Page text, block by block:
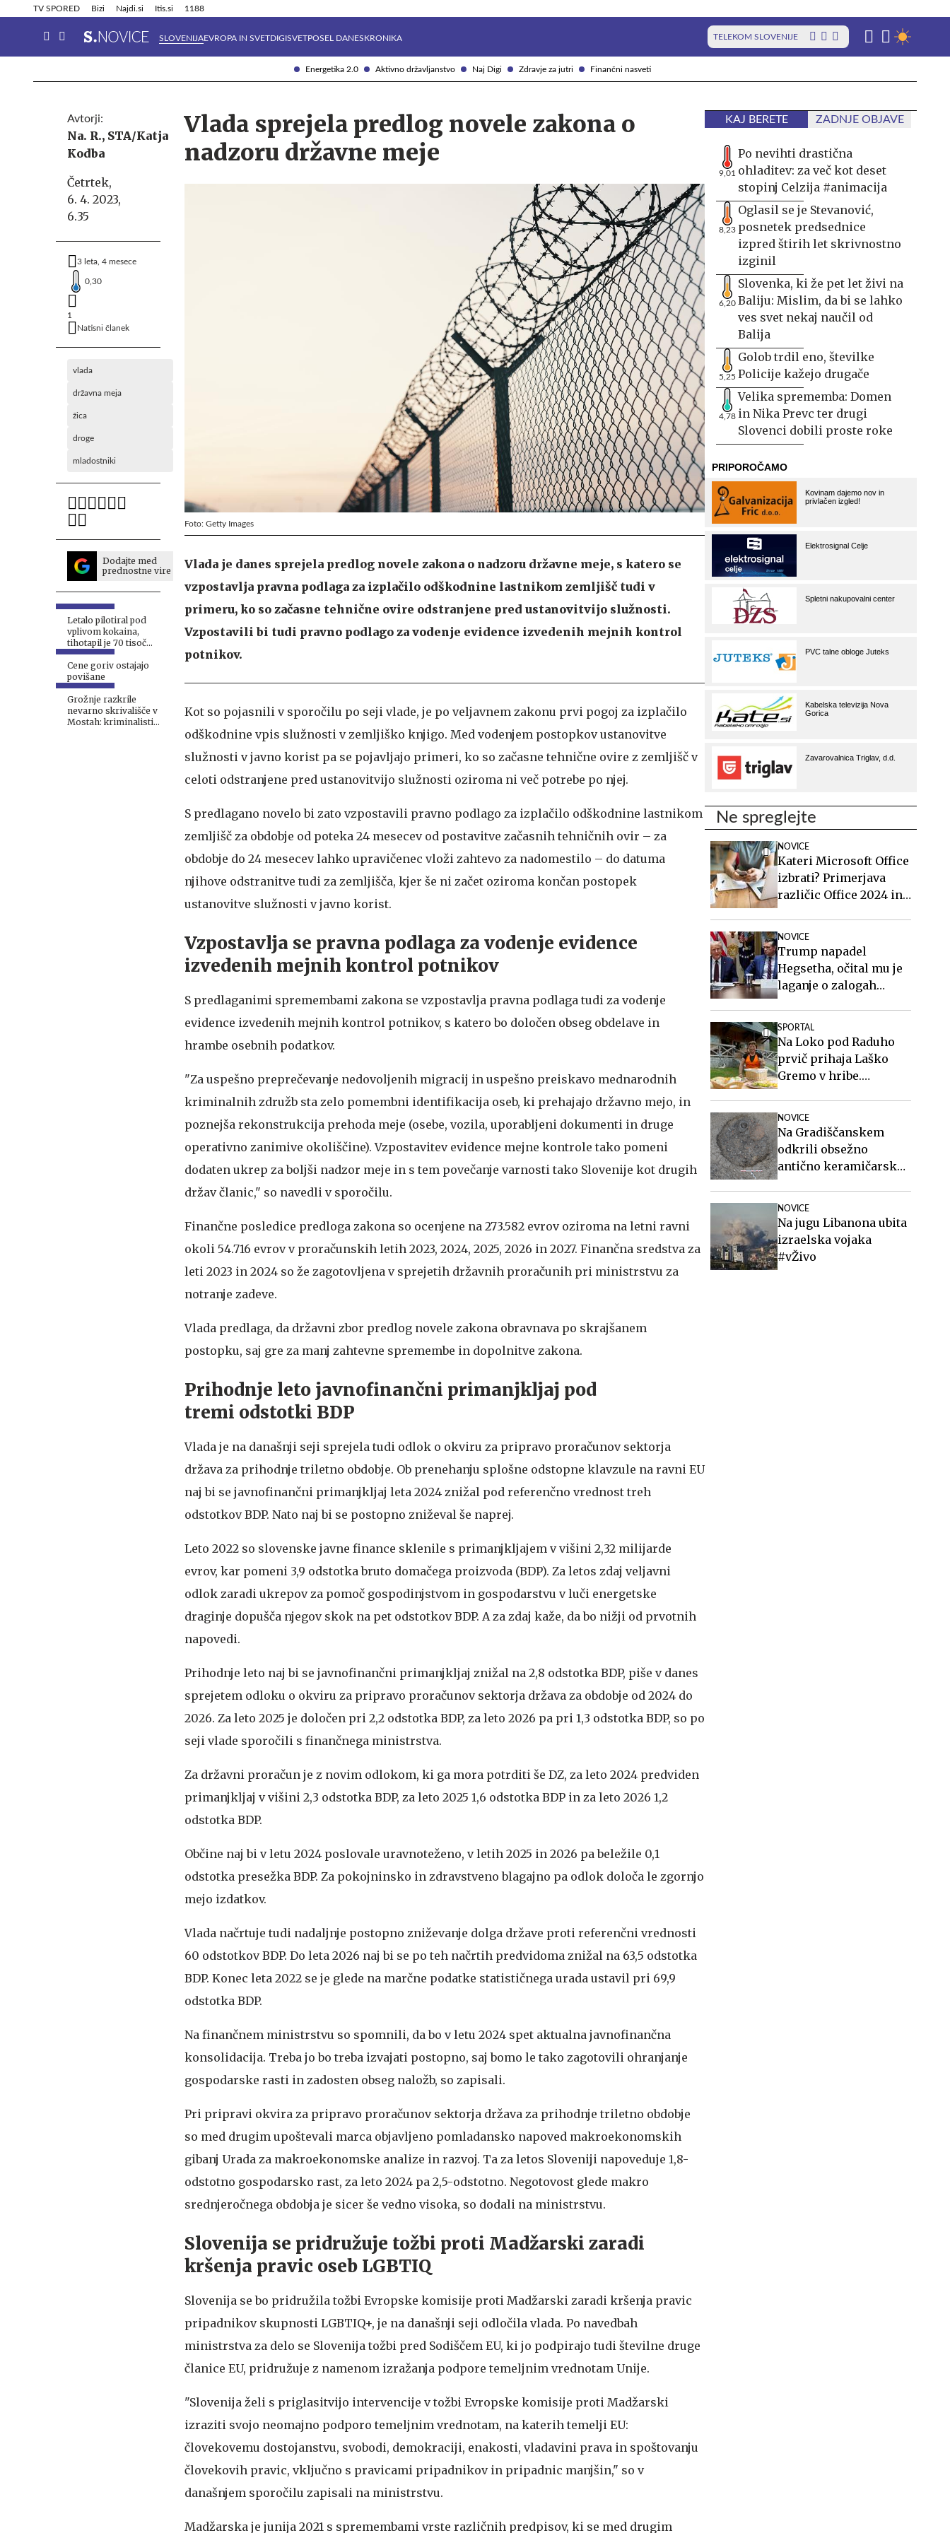
Energetika 2.0 Aktivno državljanstvo Naj Digi Zdravje za jutri Finančni nasveti
TV SPORED Bizi Najdi.si Itis.si 1188
SLOVENIJAEVROPA IN SVETDIGISVETPOSEL DANESKRONIKA TELEKOM SLOVENIJE
Info in obvestila Tehnik
Avtorji:
Na. R., STA/Katja
Kodba
Četrtek,
6. 4. 2023,
6.35
3 leta, 4 mesece
0,30
1
Natisni članek
vlada
državna meja
žica
droge
mladostniki
Dodajte med
prednostne vire
Letalo pilotiral pod
vplivom kokaina,
tihotapil je 70 tisoč
tablet ekstazija #video
Cene goriv ostajajo
povišane
Grožnje razkrile
nevarno skrivališče v
Mostah: kriminalisti
Vlada sprejela predlog novele zakona o
nadzoru državne meje
Foto: Getty Images
Vlada je danes sprejela predlog novele zakona o nadzoru državne meje, s katero se
vzpostavlja pravna podlaga za izplačilo odškodnine lastnikom zemljišč tudi v
primeru, ko so začasne tehnične ovire odstranjene pred ustanovitvijo služnosti.
Vzpostavili bi tudi pravno podlago za vodenje evidence izvedenih mejnih kontrol
potnikov.
Kot so pojasnili v sporočilu po seji vlade, je po veljavnem zakonu prvi pogoj za izplačilo
odškodnine vpis služnosti v zemljiško knjigo. Med vodenjem postopkov ustanovitve
služnosti v javno korist pa se pojavljajo primeri, ko so začasne tehnične ovire z zemljišč v
celoti odstranjene pred ustanovitvijo služnosti oziroma ni več potrebe po njej.
S predlagano novelo bi zato vzpostavili pravno podlago za izplačilo odškodnine lastnikom
zemljišč za obdobje od poteka 24 mesecev od postavitve začasnih tehničnih ovir – za
obdobje do 24 mesecev lahko upravičenec vloži zahtevo za nadomestilo – do datuma
njihove odstranitve tudi za zemljišča, kjer še ni začet oziroma končan postopek
ustanovitve služnosti v javno korist.
Vzpostavlja se pravna podlaga za vodenje evidence
izvedenih mejnih kontrol potnikov
S predlaganimi spremembami zakona se vzpostavlja pravna podlaga tudi za vodenje
evidence izvedenih mejnih kontrol potnikov, s katero bo določen obseg obdelave in
hrambe osebnih podatkov.
"Za uspešno preprečevanje nedovoljenih migracij in uspešno preiskavo mednarodnih
kriminalnih združb sta zelo pomembni identifikacija oseb, ki prehajajo državno mejo, in
poznejša rekonstrukcija prehoda meje (osebe, vozila, uporabljeni dokumenti in druge
operativno zanimive okoliščine). Vzpostavitev evidence mejne kontrole tako pomeni
dodaten ukrep za boljši nadzor meje in s tem povečanje varnosti tako Slovenije kot drugih
držav članic," so navedli v sporočilu.
Finančne posledice predloga zakona so ocenjene na 273.582 evrov oziroma na letni ravni
okoli 54.716 evrov v proračunskih letih 2023, 2024, 2025, 2026 in 2027. Finančna sredstva za
leti 2023 in 2024 so že zagotovljena v sprejetih državnih proračunih pri ministrstvu za
notranje zadeve.
Vlada predlaga, da državni zbor predlog novele zakona obravnava po skrajšanem
postopku, saj gre za manj zahtevne spremembe in dopolnitve zakona.
Prihodnje leto javnofinančni primanjkljaj pod
tremi odstotki BDP
Vlada je na današnji seji sprejela tudi odlok o okviru za pripravo proračunov sektorja
država za prihodnje triletno obdobje. Ob prenehanju splošne odstopne klavzule na ravni EU
naj bi se javnofinančni primanjkljaj leta 2024 znižal pod referenčno vrednost treh
odstotkov BDP. Nato naj bi se postopno zniževal še naprej.
Leto 2022 so slovenske javne finance sklenile s primanjkljajem v višini 2,32 milijarde
evrov, kar pomeni 3,9 odstotka bruto domačega proizvoda (BDP). Za letos zdaj veljavni
odlok zaradi ukrepov za pomoč gospodinjstvom in gospodarstvu v luči energetske
draginje dopušča njegov skok na pet odstotkov BDP. A za zdaj kaže, da bo nižji od prvotnih
napovedi.
Prihodnje leto naj bi se javnofinančni primanjkljaj znižal na 2,8 odstotka BDP, piše v danes
sprejetem odloku o okviru za pripravo proračunov sektorja država za obdobje od 2024 do
2026. Za leto 2025 je določen pri 2,2 odstotka BDP, za leto 2026 pa pri 1,3 odstotka BDP, so po
seji vlade sporočili s finančnega ministrstva.
Za državni proračun je z novim odlokom, ki ga mora potrditi še DZ, za leto 2024 predviden
primanjkljaj v višini 2,3 odstotka BDP, za leto 2025 1,6 odstotka BDP in za leto 2026 1,2
odstotka BDP.
Občine naj bi v letu 2024 poslovale uravnoteženo, v letih 2025 in 2026 pa beležile 0,1
odstotka presežka BDP. Za pokojninsko in zdravstveno blagajno pa odlok določa le zgornjo
mejo izdatkov.
Vlada načrtuje tudi nadaljnje postopno zniževanje dolga države proti referenčni vrednosti
60 odstotkov BDP. Do leta 2026 naj bi se po teh načrtih predvidoma znižal na 63,5 odstotka
BDP. Konec leta 2022 se je glede na marčne podatke statističnega urada ustavil pri 69,9
odstotka BDP.
Na finančnem ministrstvu so spomnili, da bo v letu 2024 spet aktualna javnofinančna
konsolidacija. Treba jo bo treba izvajati postopno, saj bomo le tako zagotovili ohranjanje
gospodarske rasti in zadosten obseg naložb, so zapisali.
Pri pripravi okvira za pripravo proračunov sektorja država za prihodnje triletno obdobje
so med drugim upoštevali marca objavljeno pomladansko napoved makroekonomskih
gibanj Urada za makroekonomske analize in razvoj. Ta za letos Sloveniji napoveduje 1,8-
odstotno gospodarsko rast, za leto 2024 pa 2,5-odstotno. Negotovost glede makro
srednjeročnega obdobja je sicer še vedno visoka, so dodali na ministrstvu.
Slovenija se pridružuje tožbi proti Madžarski zaradi
kršenja pravic oseb LGBTIQ
Slovenija se bo pridružila tožbi Evropske komisije proti Madžarski zaradi kršenja pravic
pripadnikov skupnosti LGBTIQ+, je na današnji seji odločila vlada. Po navedbah
ministrstva za delo se Slovenija tožbi pred Sodiščem EU, ki jo podpirajo tudi številne druge
članice EU, pridružuje z namenom izražanja podpore temeljnim vrednotam Unije.
"Slovenija želi s priglasitvijo intervencije v tožbi Evropske komisije proti Madžarski
izraziti svojo neomajno podporo temeljnim vrednotam, na katerih temelji EU:
človekovemu dostojanstvu, svobodi, demokraciji, enakosti, vladavini prava in spoštovanju
človekovih pravic, vključno s pravicami pripadnikov in pripadnic manjšin," so v
današnjem sporočilu zapisali na ministrstvu.
Madžarska je junija 2021 s spremembami vrste različnih predpisov, ki se med drugim
KAJ BERETE ZADNJE OBJAVE
9,01
Po nevihti drastična
ohladitev: za več kot deset
stopinj Celzija #animacija
8,23
Oglasil se je Stevanović,
posnetek predsednice
izpred štirih let skrivnostno
izginil
6,20
Slovenka, ki že pet let živi na
Baliju: Mislim, da bi se lahko
ves svet nekaj naučil od
Balija
5,25
Golob trdil eno, številke
Policije kažejo drugače
4,78
Velika sprememba: Domen
in Nika Prevc ter drugi
Slovenci dobili proste roke
Ne spreglejte
NOVICE
Kateri Microsoft Office
izbrati? Primerjava
različic Office 2024 in
NOVICE
Trump napadel
Hegsetha, očital mu je
laganje o zalogah
SPORTAL
Na Loko pod Raduho
prvič prihaja Laško
Gremo v hribe.
Ločka mati.
NOVICE
Na Gradiščanskem
odkrili obsežno
antično keramičarsko
NOVICE
Na jugu Libanona ubita
izraelska vojaka
#vŽivo